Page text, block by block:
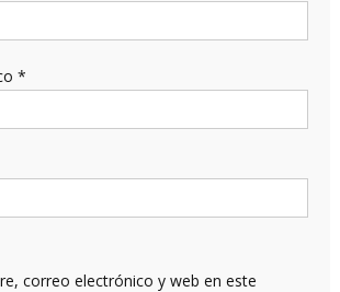
*
correo electrónico y web en este